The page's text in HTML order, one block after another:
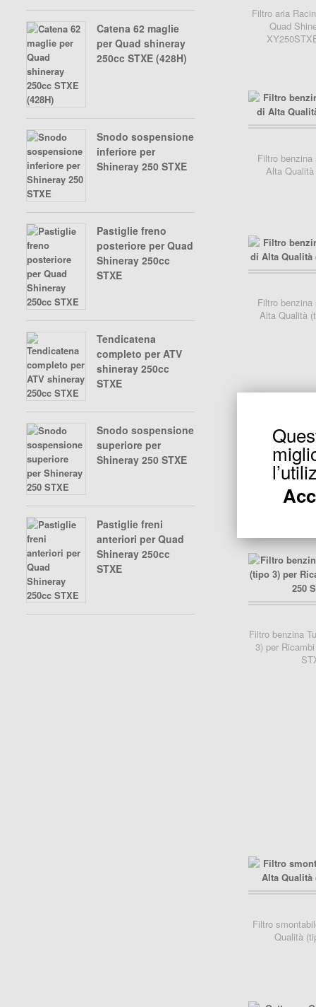
Catena 62 maglie
per Quad shineray
250cc STXE (428H)
Snodo sospensione
inferiore per
Shineray 250 STXE
Pastiglie freno
posteriore per Quad
Shineray 250cc
STXE
Tendicatena
completo per ATV
shineray 250cc
STXE
Snodo sospensione
superiore per
Shineray 250 STXE
Pastiglie freni
anteriori per Quad
Shineray 250cc
STXE
Filtro aria
Quad
Filtro
Alta
Filtro
Alta Qualità
carrello..
Filtro benzina
Alta Qualità
Shineray
Filtro benzina
3) per
Filtro
Qualità